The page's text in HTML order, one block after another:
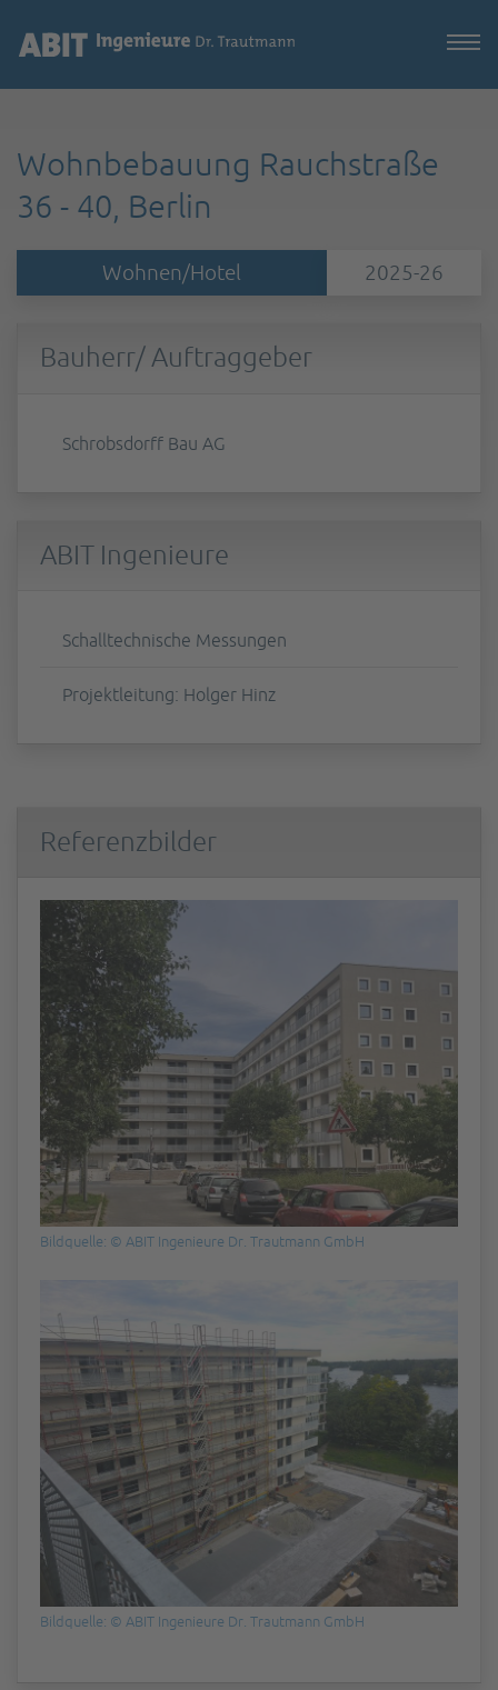
Wohnbebauung Rauchstraße
36 - 40, Berlin
Wohnen/Hotel 2025-26
Bauherr/ Auftraggeber
Schrobsdorff Bau AG
ABIT Ingenieure
Schalltechnische Messungen
Projektleitung: Holger Hinz
Referenzbilder
Bildquelle: © ABIT Ingenieure Dr. Trautmann GmbH
Bildquelle: © ABIT Ingenieure Dr. Trautmann GmbH